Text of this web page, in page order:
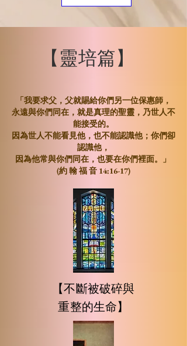
​【靈培篇】
「我要求父，父就賜給你們另一位保惠師 ，
永遠與你們同在，就是真理的聖靈 ，乃世人不
能接受的。
因為世人不能看見他，也不能認識他；你們卻
認識他，
因為他常與你們同在，也要在你們裡面。」
(約 翰 福 音 14:16-17)
【不斷被破碎與
重整的生命】